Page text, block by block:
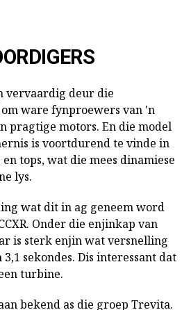
vervaardig deur die
ware fynproewers van 'n
pragtige motors. En die model
is voortdurend te vinde in
tops, wat die mees dinamiese
lys.
wat dit in ag geneem word
Onder die enjinkap van
is sterk enjin wat versnelling
sekondes. Dis interessant dat
turbine.
bekend as die groep Trevita.